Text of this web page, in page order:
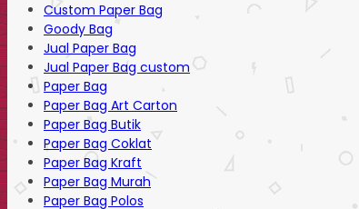
Custom Paper Bag
Goody Bag
Jual Paper Bag
Jual Paper Bag custom
Paper Bag
Paper Bag Art Carton
Paper Bag Butik
Paper Bag Coklat
Paper Bag Kraft
Paper Bag Murah
Paper Bag Polos